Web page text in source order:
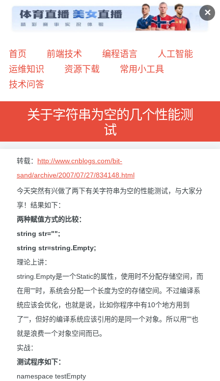
✕
首页 前端技术 编程语言
人工智能
运维知识
资源下载
常用小工具
技术问答
关于字符串为空的几个性能测
试
转载： http://www.cnblogs.com/bit-
sand/archive/2007/07/27/834148.html
今天突然有兴做了两下有关字符串为空的性能测试，与大家分
享！结果如下：
两种赋值方式的比较：
string str="";
string str=string.Empty;
理论上讲：
string.Empty是一个Static的属性，使用时不分配存储空间，而
在用""时，系统会分配一个长度为空的存储空间。不过编译系
统应该会优化，也就是说，比如你程序中有10个地方用到
了""，但好的编译系统应该引用的是同一个对象。所以用""也
就是浪费一个对象空间而已。
实战：
测试程序如下：
namespace testEmpty